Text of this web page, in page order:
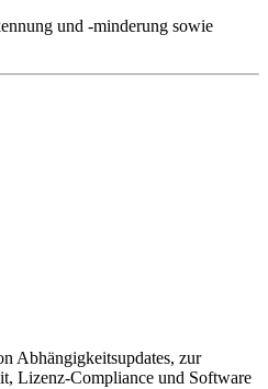
und -minderung sowie
Abhängigkeitsupdates, zur
Lizenz-Compliance und Software